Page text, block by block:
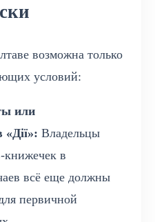
возможна только
условий:
или
«Дії»: Владельцы
книжечек в
всё еще должны
первичной